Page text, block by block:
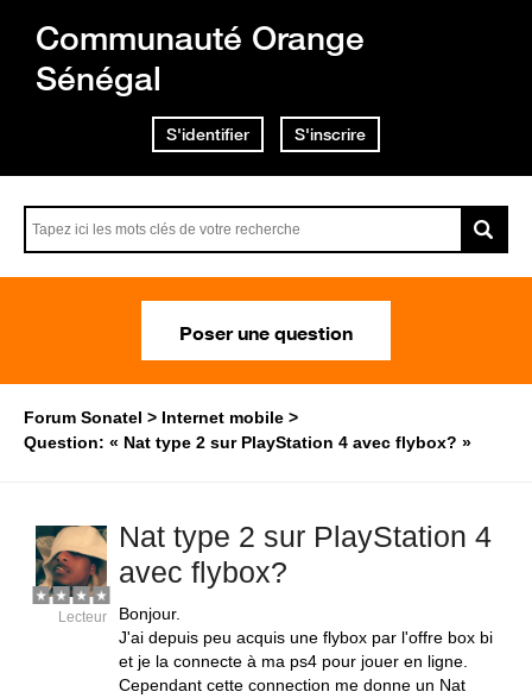
Communauté Orange
Sénégal
S'identifier S'inscrire
Poser une question
Forum Sonatel
Internet mobile
Question: « Nat type 2 sur PlayStation 4 avec flybox? »
Nat type 2 sur PlayStation 4
avec flybox?
Bonjour.
J'ai depuis peu acquis une flybox par l'offre box bi
et je la connecte à ma ps4 pour jouer en ligne.
Cependant cette connection me donne un Nat
Lecteur